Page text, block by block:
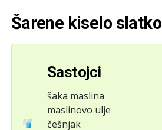
Šarene kiselo slatko
Sastojci
šaka maslina
maslinovo ulje
češnjak